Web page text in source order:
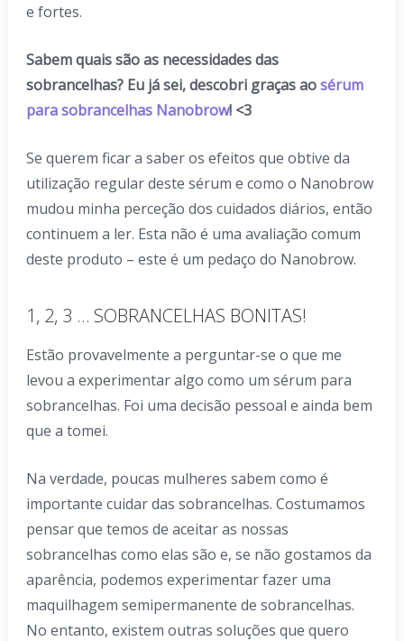
e fortes.
Sabem quais são as necessidades das
sobrancelhas? Eu já sei, descobri graças aosérum
para sobrancelhas Nanobrow! <3
Se querem ficar a saber os efeitos que obtive da
utilização regular deste sérum e como o Nanobrow
mudou minha perceção dos cuidados diários, então
continuem a ler. Esta não é uma avaliação comum
deste produto – este é um pedaço do Nanobrow.
1, 2, 3 … SOBRANCELHAS BONITAS!
Estão provavelmente a perguntar-se o que me
levou a experimentar algo como um sérum para
sobrancelhas. Foi uma decisão pessoal e ainda bem
que a tomei.
Na verdade, poucas mulheres sabem como é
importante cuidar das sobrancelhas. Costumamos
pensar que temos de aceitar as nossas
sobrancelhas como elas são e, se não gostamos da
aparência, podemos experimentar fazer uma
maquilhagem semipermanente de sobrancelhas.
No entanto, existem outras soluções que quero